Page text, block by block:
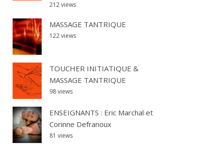
212 views
MASSAGE TANTRIQUE
122 views
TOUCHER INITIATIQUE &
MASSAGE TANTRIQUE
98 views
ENSEIGNANTS : Eric Marchal et
Corinne Defranoux
81 views